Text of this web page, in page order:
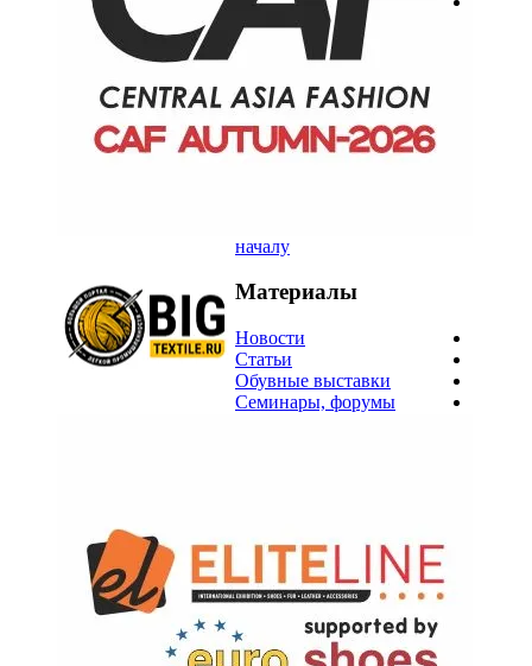
началу
Материалы
Новости
Статьи
Обувные выставки
Семинары, форумы